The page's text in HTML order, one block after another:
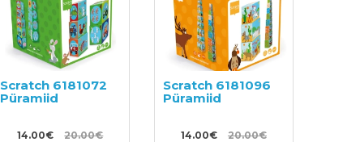
Scratch 6181072
Püramiid
14.00€ 20.00€
Scratch 6181096
Püramiid
14.00€ 20.00€